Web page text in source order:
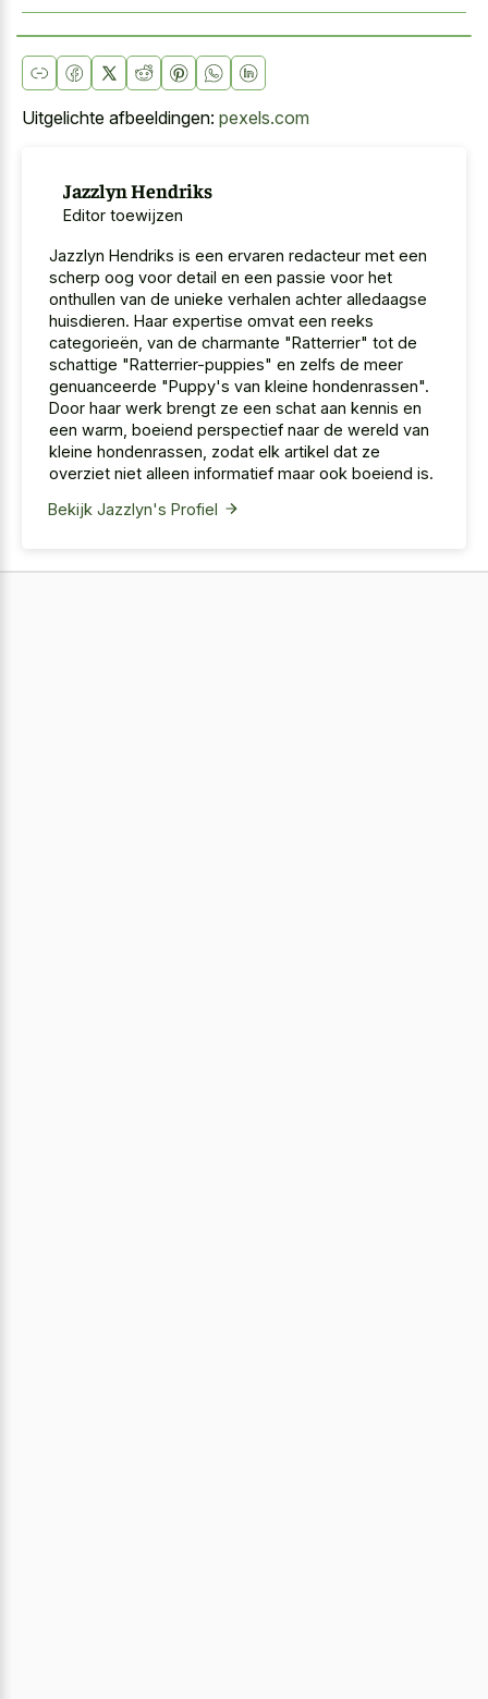
Uitgelichte afbeeldingen: pexels.com
Jazzlyn Hendriks
Editor toewijzen
Jazzlyn Hendriks is een ervaren redacteur met een
scherp oog voor detail en een passie voor het
onthullen van de unieke verhalen achter alledaagse
huisdieren. Haar expertise omvat een reeks
categorieën, van de charmante "Ratterrier" tot de
schattige "Ratterrier-puppies" en zelfs de meer
genuanceerde "Puppy's van kleine hondenrassen".
Door haar werk brengt ze een schat aan kennis en
een warm, boeiend perspectief naar de wereld van
kleine hondenrassen, zodat elk artikel dat ze
overziet niet alleen informatief maar ook boeiend is.
Bekijk Jazzlyn's Profiel